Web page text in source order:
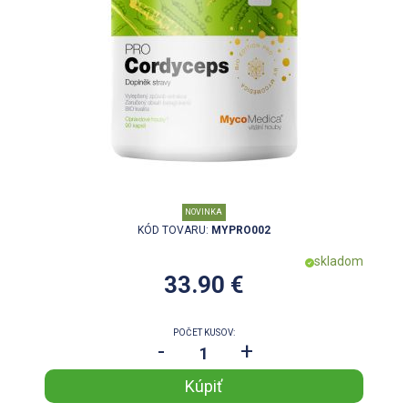
NOVINKA
KÓD TOVARU: MYPRO002
skladom
33.90 €
POČET KUSOV:
- +